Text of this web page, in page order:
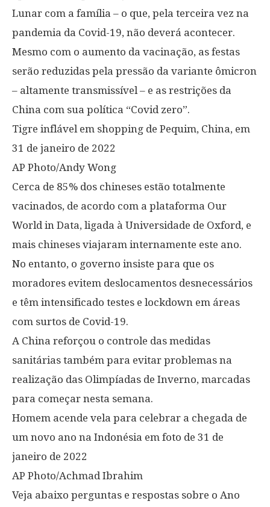
Lunar com a família – o que, pela terceira vez na
pandemia da Covid-19, não deverá acontecer.
Mesmo com o aumento da vacinação, as festas
serão reduzidas pela pressão da variante ômicron
– altamente transmissível – e as restrições da
China com sua política “Covid zero”.
Tigre inflável em shopping de Pequim, China, em
31 de janeiro de 2022
AP Photo/Andy Wong
Cerca de 85% dos chineses estão totalmente
vacinados, de acordo com a plataforma Our
World in Data, ligada à Universidade de Oxford, e
mais chineses viajaram internamente este ano.
No entanto, o governo insiste para que os
moradores evitem deslocamentos desnecessários
e têm intensificado testes e lockdown em áreas
com surtos de Covid-19.
A China reforçou o controle das medidas
sanitárias também para evitar problemas na
realização das Olimpíadas de Inverno, marcadas
para começar nesta semana.
Homem acende vela para celebrar a chegada de
um novo ano na Indonésia em foto de 31 de
janeiro de 2022
AP Photo/Achmad Ibrahim
Veja abaixo perguntas e respostas sobre o Ano